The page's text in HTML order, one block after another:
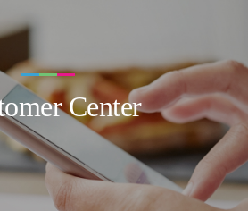
Center